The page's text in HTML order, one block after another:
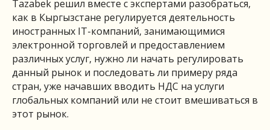
Tazabek решил вместе с экспертами разобраться,
как в Кыргызстане регулируется деятельность
иностранных IT-компаний, занимающимися
электронной торговлей и предоставлением
различных услуг, нужно ли начать регулировать
данный рынок и последовать ли примеру ряда
стран, уже начавших вводить НДС на услуги
глобальных компаний или не стоит вмешиваться в
этот рынок.